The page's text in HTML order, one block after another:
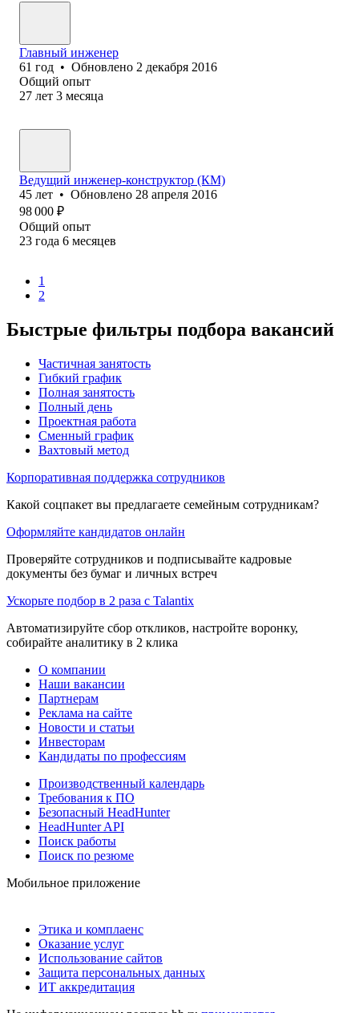
Главный инженер
61 год • Обновлено 2 декабря 2016
Общий опыт
27 лет 3 месяца
Ведущий инженер-конструктор (КМ)
45 лет • Обновлено 28 апреля 2016
98 000 ₽
Общий опыт
23 года 6 месяцев
1
2
Быстрые фильтры подбора вакансий
Частичная занятость
Гибкий график
Полная занятость
Полный день
Проектная работа
Сменный график
Вахтовый метод
Корпоративная поддержка сотрудников
Какой соцпакет вы предлагаете семейным сотрудникам?
Оформляйте кандидатов онлайн
Проверяйте сотрудников и подписывайте кадровые
документы без бумаг и личных встреч
Ускорьте подбор в 2 раза с Talantix
Автоматизируйте сбор откликов, настройте воронку,
собирайте аналитику в 2 клика
О компании
Наши вакансии
Партнерам
Реклама на сайте
Новости и статьи
Инвесторам
Кандидаты по профессиям
Производственный календарь
Требования к ПО
Безопасный HeadHunter
HeadHunter API
Поиск работы
Поиск по резюме
Мобильное приложение
Этика и комплаенс
Оказание услуг
Использование сайтов
Защита персональных данных
ИТ аккредитация